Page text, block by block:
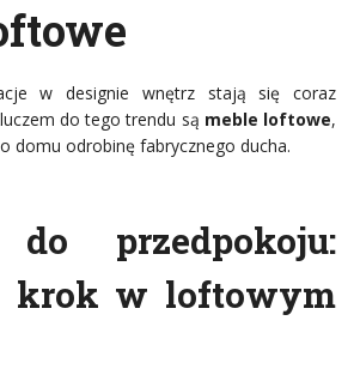
w designie wnętrz stają się coraz
do tego trendu są meble loftowe,
domu odrobinę fabrycznego ducha.
do przedpokoju:
krok w loftowym